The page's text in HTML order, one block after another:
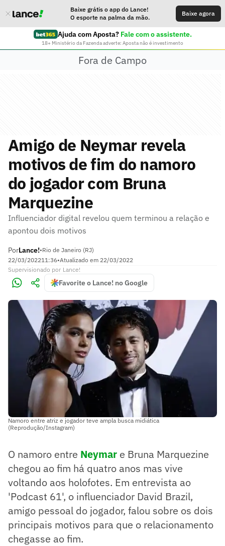
Baixe grátis o app do Lance!
O esporte na palma da mão.
Baixe agora
Ajuda com Aposta? Fale com o assistente.
18+ Ministério da Fazenda adverte: Aposta não é investimento
Fora de Campo
Amigo de Neymar revela
motivos de fim do namoro
do jogador com Bruna
Marquezine
Influenciador digital revelou quem terminou a relação e
apontou dois motivos
PorLance!•Rio de Janeiro (RJ)
22/03/202211:36•Atualizado em 22/03/2022
Supervisionado por Lance!
Favorite o Lance! no Google
Namoro entre atriz e jogador teve ampla busca midiática
(Reprodução/Instagram)
O namoro entre Neymar e Bruna Marquezine
chegou ao fim há quatro anos mas vive
voltando aos holofotes. Em entrevista ao
'Podcast 61', o influenciador David Brazil,
amigo pessoal do jogador, falou sobre os dois
principais motivos para que o relacionamento
chegasse ao fim.